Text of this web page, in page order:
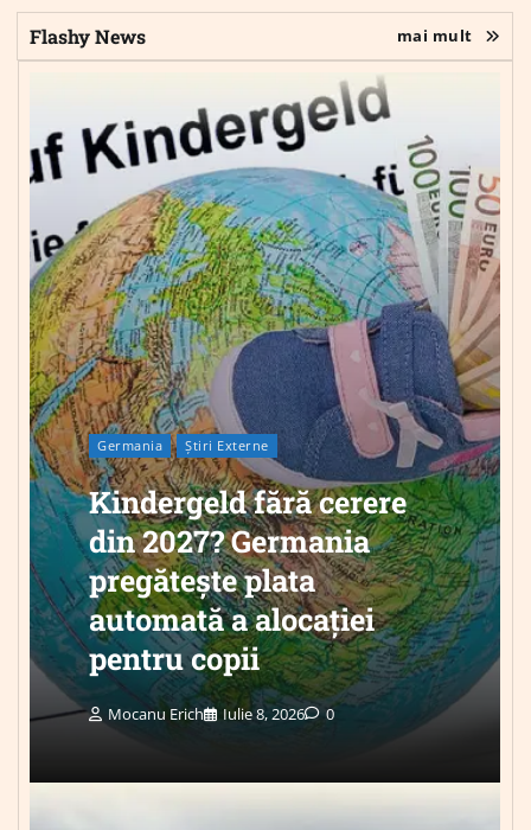
Flashy News mai mult
Germania Știri Externe
Kindergeld fără cerere
din 2027? Germania
pregătește plata
automată a alocației
pentru copii
Mocanu Erich Iulie 8, 2026 0